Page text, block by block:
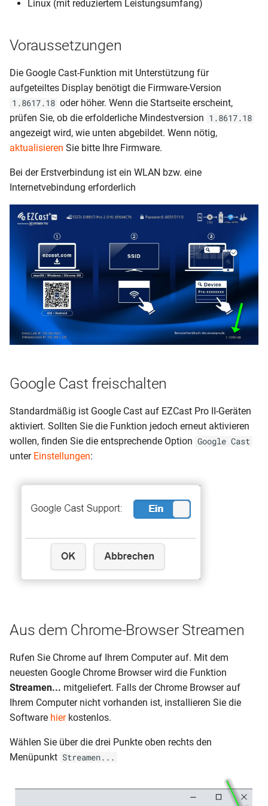
Linux (mit reduziertem Leistungsumfang)
Voraussetzungen
Die Google Cast-Funktion mit Unterstützung für
aufgeteiltes Display benötigt die Firmware-Version
1.8617.18 oder höher. Wenn die Startseite erscheint,
prüfen Sie, ob die erfolderliche Mindestversion 1.8617.18
angezeigt wird, wie unten abgebildet. Wenn nötig,
aktualisieren Sie bitte Ihre Firmware.
Bei der Erstverbindung ist ein WLAN bzw. eine
Internetvebindung erforderlich
Google Cast freischalten
Standardmäßig ist Google Cast auf EZCast Pro II-Geräten
aktiviert. Sollten Sie die Funktion jedoch erneut aktivieren
wollen, finden Sie die entsprechende Option Google Cast
unter Einstellungen:
Aus dem Chrome-Browser Streamen
Rufen Sie Chrome auf Ihrem Computer auf. Mit dem
neuesten Google Chrome Browser wird die Funktion
Streamen... mitgeliefert. Falls der Chrome Browser auf
Ihrem Computer nicht vorhanden ist, installieren Sie die
Software hierkostenlos.
Wählen Sie über die drei Punkte oben rechts den
Menüpunkt Streamen...